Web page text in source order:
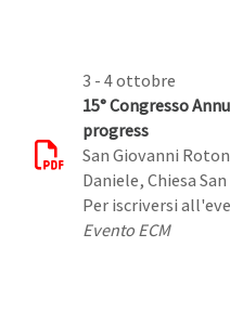
3 - 4 ottobre
15° Congresso
progress
San Giovanni
Daniele, Chiesa
Per iscriversi
Evento ECM